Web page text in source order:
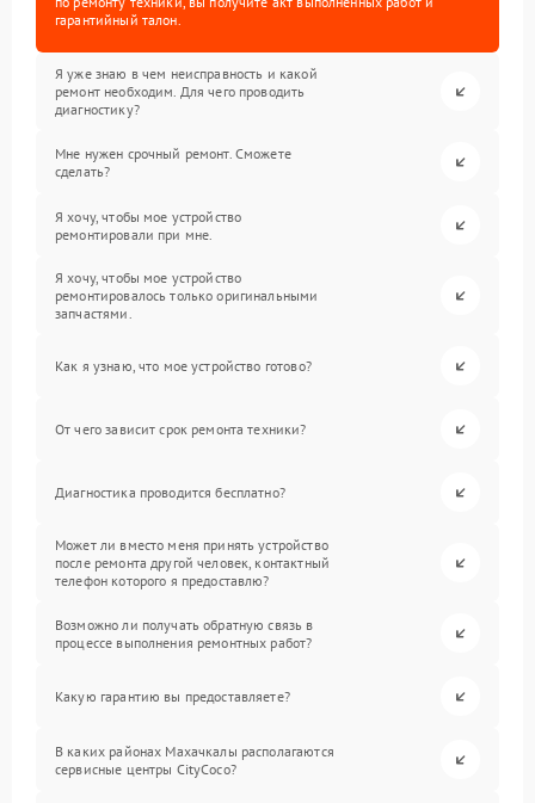
гарантийный талон.
Я уже знаю в чем неисправность и какой
ремонт необходим. Для чего проводить
диагностику?
Мне нужен срочный ремонт. Сможете
сделать?
Я хочу, чтобы мое устройство
ремонтировали при мне.
Я хочу, чтобы мое устройство
ремонтировалось только оригинальными
запчастями.
Как я узнаю, что мое устройство готово?
От чего зависит срок ремонта техники?
Диагностика проводится бесплатно?
Может ли вместо меня принять устройство
после ремонта другой человек, контактный
телефон которого я предоставлю?
Возможно ли получать обратную связь в
процессе выполнения ремонтных работ?
Какую гарантию вы предоставляете?
В каких районах Махачкалы располагаются
сервисные центры CityCoco?